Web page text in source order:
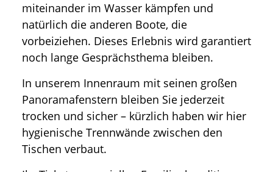
miteinander im Wasser kämpfen und
natürlich die anderen Boote, die
vorbeiziehen. Dieses Erlebnis wird garantiert
noch lange Gesprächsthema bleiben.
In unserem Innenraum mit seinen großen
Panoramafenstern bleiben Sie jederzeit
trocken und sicher – kürzlich haben wir hier
hygienische Trennwände zwischen den
Tischen verbaut.